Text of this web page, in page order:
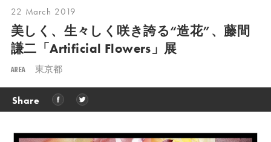
22 March 2019
美しく、生々しく咲き誇る“造花”、藤間
謙二「Artificial Flowers」展
AREA 東京都
Share